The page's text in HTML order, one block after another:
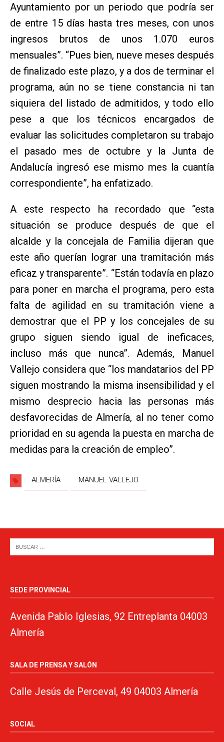
Ayuntamiento por un periodo que podría ser
de entre 15 días hasta tres meses, con unos
ingresos brutos de unos 1.070 euros
mensuales”. “Pues bien, nueve meses después
de finalizado este plazo, y a dos de terminar el
programa, aún no se tiene constancia ni tan
siquiera del listado de admitidos, y todo ello
pese a que los técnicos encargados de
evaluar las solicitudes completaron su trabajo
el pasado mes de octubre y la Junta de
Andalucía ingresó ese mismo mes la cuantía
correspondiente”, ha enfatizado.
A este respecto ha recordado que “esta
situación se produce después de que el
alcalde y la concejala de Familia dijeran que
este año querían lograr una tramitación más
eficaz y transparente”. “Están todavía en plazo
para poner en marcha el programa, pero esta
falta de agilidad en su tramitación viene a
demostrar que el PP y los concejales de su
grupo siguen siendo igual de ineficaces,
incluso más que nunca”. Además, Manuel
Vallejo considera que “los mandatarios del PP
siguen mostrando la misma insensibilidad y el
mismo desprecio hacia las personas más
desfavorecidas de Almería, al no tener como
prioridad en su agenda la puesta en marcha de
medidas para la creación de empleo”.
ALMERÍA MANUEL VALLEJO
SEDE PROVINCIAL
Avenida Pablo Iglesias, 92 Entreplanta 04003
Almería
SALA DE PRENSA Y SALÓN
Calle Jesús de Perceval, 49 04003 Almería
SOCIAL